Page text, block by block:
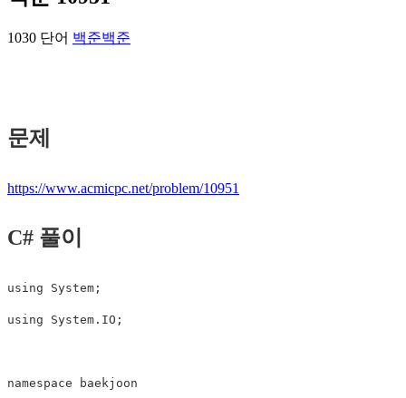
1030 단어 백준백준
문제
https://www.acmicpc.net/problem/10951
C# 풀이
using System;
using System.IO;
namespace baekjoon